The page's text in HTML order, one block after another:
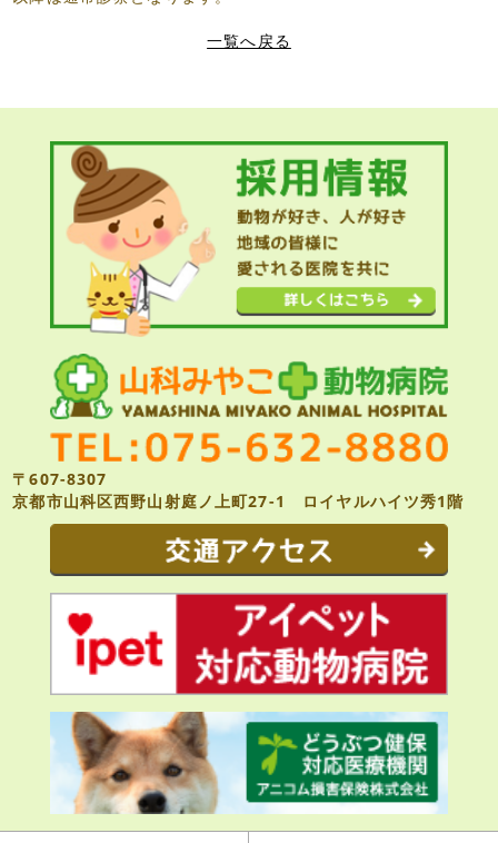
一覧へ戻る
〒607-8307
京都市山科区西野山射庭ノ上町27-1 ロイヤルハイツ秀1階